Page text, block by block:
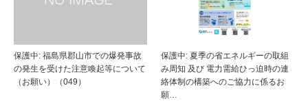
保護中: 福島県郡山市での爆発事故
の発生を受けた注意喚起等について
（お願い）（049）
保護中: 夏季の省エネルギーの取組
み周知 及び 電力需給ひっ迫時の連
絡体制の構築へのご協力に係るお
願…